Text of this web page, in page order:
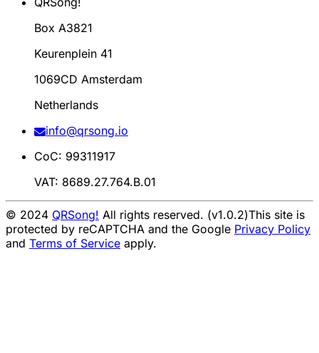
Box A3821
Keurenplein 41
1069CD Amsterdam
Netherlands
info@qrsong.io
CoC: 99311917
VAT: 8689.27.764.B.01
© 2024 QRSong! All rights reserved. (v1.0.2)This site is
protected by reCAPTCHA and the Google Privacy Policy
and Terms of Service apply.